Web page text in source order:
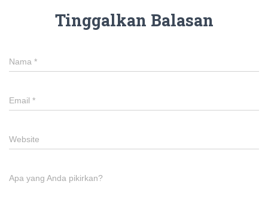
Tinggalkan Balasan
Nama *
Email *
Website
Apa yang Anda pikirkan?